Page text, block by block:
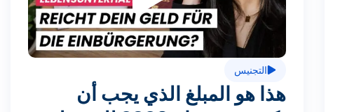
غ التجنيس
هذا هو المبلغ الذي يجب أن